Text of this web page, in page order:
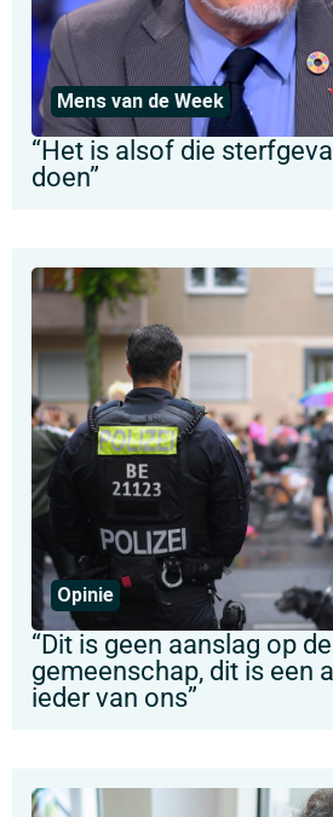
Mens van de Week
“Het is alsof die
doen”
Opinie
“Dit is geen aanslag op
gemeenschap, dit is een
ieder van ons”